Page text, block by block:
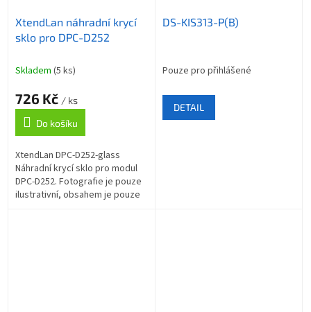
XtendLan náhradní krycí
sklo pro DPC-D252
Skladem (5 ks)
726 Kč / ks
Do košíku
XtendLan DPC-D252-glass
Náhradní krycí sklo pro modul
DPC-D252. Fotografie je pouze
ilustrativní, obsahem je pouze
DS-KIS313-P(B)
Pouze pro přihlášené
DETAIL